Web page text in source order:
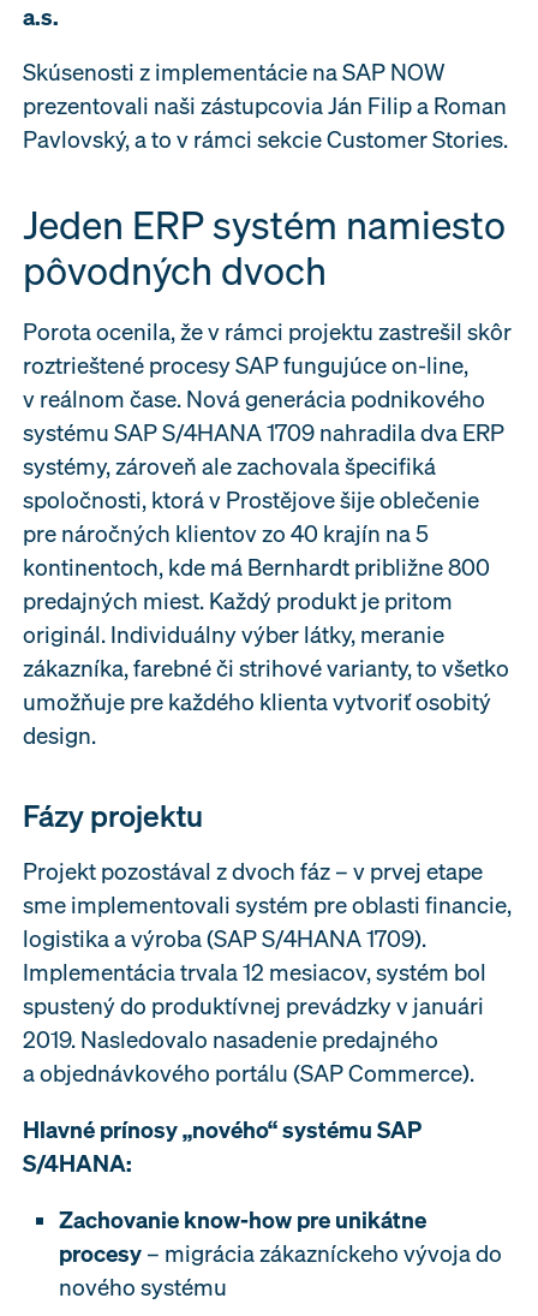
a.s.
Skúsenosti z implementácie na SAP NOW
prezentovali naši zástupcovia Ján Filip a Roman
Pavlovský, a to v rámci sekcie Customer Stories.
Jeden ERP systém namiesto
pôvodných dvoch
Porota ocenila, že v rámci projektu zastrešil skôr
roztrieštené procesy SAP fungujúce on-line,
v reálnom čase. Nová generácia podnikového
systému SAP S/4HANA 1709 nahradila dva ERP
systémy, zároveň ale zachovala špecifiká
spoločnosti, ktorá v Prostějove šije oblečenie
pre náročných klientov zo 40 krajín na 5
kontinentoch, kde má Bernhardt približne 800
predajných miest. Každý produkt je pritom
originál. Individuálny výber látky, meranie
zákazníka, farebné či strihové varianty, to všetko
umožňuje pre každého klienta vytvoriť osobitý
design.
Fázy projektu
Projekt pozostával z dvoch fáz – v prvej etape
sme implementovali systém pre oblasti financie,
logistika a výroba (SAP S/4HANA 1709).
Implementácia trvala 12 mesiacov, systém bol
spustený do produktívnej prevádzky v januári
2019. Nasledovalo nasadenie predajného
a objednávkového portálu (SAP Commerce).
Hlavné prínosy „nového“ systému SAP
S/4HANA:
Zachovanie know-how pre unikátne
procesy– migrácia zákazníckeho vývoja do
nového systému